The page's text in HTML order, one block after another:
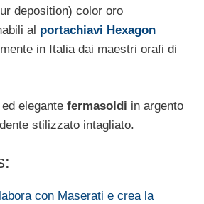
deposition) color oro
al portachiavi Hexagon
in Italia dai maestri orafi di
elegante fermasoldi in argento
stilizzato intagliato.
con Maserati e crea la